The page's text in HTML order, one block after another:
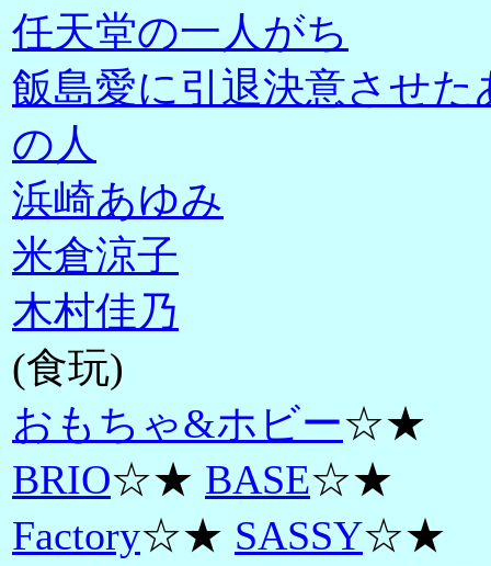
任天堂の一人がち
飯島愛に引退決意させた
の人
浜崎あゆみ
米倉涼子
木村佳乃
(食玩)
おもちゃ&ホビー☆★
BRIO☆★ BASE☆★
Factory☆★ SASSY☆★